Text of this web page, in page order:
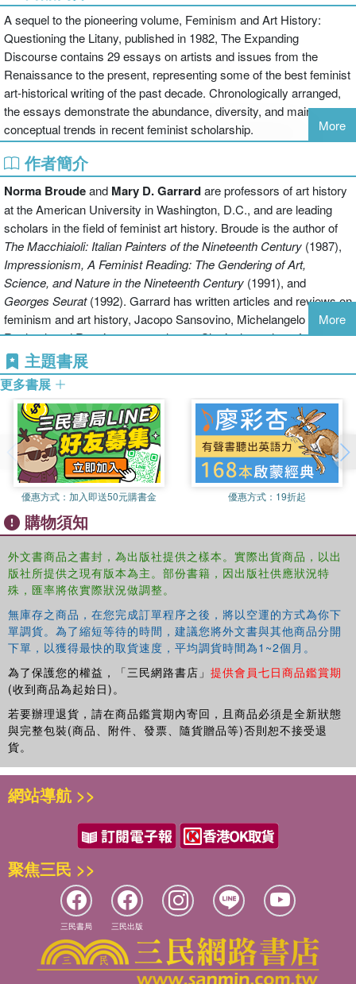
A sequel to the pioneering volume, Feminism and Art History:
Questioning the Litany, published in 1982, The Expanding
Discourse contains 29 essays on artists and issues from the
Renaissance to the present, representing some of the best feminist
art-historical writing of the past decade. Chronologically arranged,
the essays demonstrate the abundance, diversity, and main
conceptual trends in recent feminist scholarship.
More
作者簡介
Norma Broudeand Mary D. Garrardare professors of art history
at the American University in Washington, D.C., and are leading
scholars in the field of feminist art history. Broude is the author of
The Macchiaioli: Italian Painters of the Nineteenth Century (1987),
Impressionism, A Feminist Reading: The Gendering of Art,
Science, and Nature in the Nineteenth Century (1991), and
Georges Seurat(1992). Garrard has written articles and reviews on
feminism and art history, Jacopo Sansovino, Michelangelo and
Raphael, and Renaissance sculpture. She is the author of
Artemisia Gentileschi: The Image of the Female Hero in Italian
Baroque Art(1989) and, with Broude, the coeditor ofFeminism and
Art History: Questioning the Litany
Mary D. Garrardare professors of art history at the American
University in Washington, D.C., and are leading scholars in the field
of feminist art history. Broude is the author ofThe Macchiaioli:
Italian Painters of the Nineteenth Century(1987),Impressionism, A
Feminist Reading: The Gendering of Art, Science, and Nature in the
Nineteenth Century(1991), and Georges Seurat(1992). Garrard
has written articles and reviews on feminism and art history,
Jacopo Sansovino, Michelangelo and Raphael, and Renaissance
sculpture. She is the author ofArtemisia Gentileschi: The Image of
the Female Hero in Italian Baroque Art(1989) and, with Broude, the
coeditor ofFeminism and Art History: Questioning the Litany
(1982).
More
主題書展
更多書展
優惠方式： 加入即送50元購書金 優惠方式： 19折起
購物須知
外文書商品之書封，為出版社提供之樣本。實際出貨商品，以出
版社所提供之現有版本為主。部份書籍，因出版社供應狀況特
殊，匯率將依實際狀況做調整。
無庫存之商品，在您完成訂單程序之後，將以空運的方式為你下
單調貨。為了縮短等待的時間，建議您將外文書與其他商品分開
下單，以獲得最快的取貨速度，平均調貨時間為1~2個月。
為了保護您的權益，「三民網路書店」 提供會員七日商品鑑賞期
(收到商品為起始日)。
若要辦理退貨，請在商品鑑賞期內寄回，且商品必須是全新狀態
與完整包裝(商品、附件、發票、隨貨贈品等)否則恕不接受退
貨。
網站導航 >>
聚焦三民 >>
三民書局 三民出版